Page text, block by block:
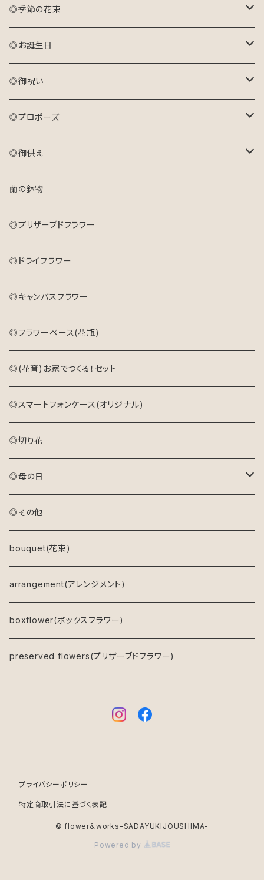
◎季節の花束
おまかせ花束(S)
おまかせ花束(M)
おまかせ花束(L)
◎お誕生日
アレンジメント(生花)
花束(生花)
プリザーブドフラワーアレンジメント
ドライフラワーリース
キャンバスフラワー
◎御祝い
アレンジメント(生花)
花束(生花)
プリザーブドフラワーアレンジメント
ドライフラワーリース
キャンバスフラワー
◎プロポーズ
花束
アレンジメント
プリザーブドフラワーアレンジメント
◎御供え
アレンジメント(生花)
花束(生花)
蘭の鉢物
◎プリザーブドフラワー
◎ドライフラワー
◎キャンバスフラワー
◎フラワーベース(花瓶)
◎(花育)お家でつくる！セット
◎スマートフォンケース(オリジナル)
◎切り花
◎母の日
アレンジメント(生花)
アレンジメント(プリザーブドフラワー)
ドライフラワーリース
キャンバスフラワー
鉢物
◎その他
bouquet(花束)
arrangement(アレンジメント)
boxflower(ボックスフラワー)
preserved flowers(プリザーブドフラワー)
プライバシーポリシー
特定商取引法に基づく表記
© flower＆works-SADAYUKIJOUSHIMA-
Powered by